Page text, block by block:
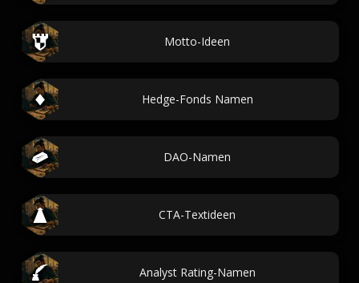
Motto-Ideen
Hedge-Fonds Namen
DAO-Namen
CTA-Textideen
Analyst Rating-Namen